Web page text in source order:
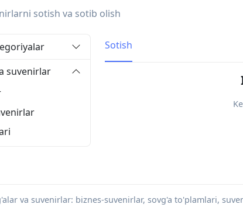
sotish va sotib olish
Sotish
suvenirlar
va suvenirlar: biznes-suvenirlar, sovg'a to'plamlari,